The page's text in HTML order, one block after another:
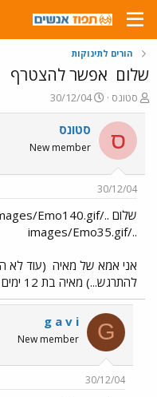
הורים לתינוקות
שלום אפשר להצטרף
פ
ו
ת
ח
ה
ש
א
סטונס
פ
ו
ר
ם
ר
י
ך
30/12/04
ס סטונס
New member
30/12/04
../images/Emo35.gif
אני אמא של מאיה (עוד לא
להתרגש...) מאיה בת 12 ימים
G
g a v i
New member
30/12/04